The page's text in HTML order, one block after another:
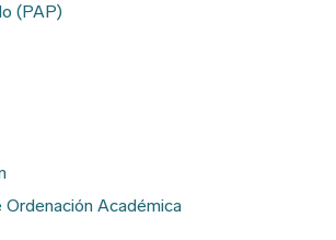
(PAP)
Ordenación Académica